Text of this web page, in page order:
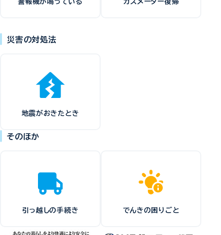
警報機が鳴っている ガスメーター復帰
災害の対処法
地震がおきたとき
そのほか
引っ越しの手続き でんきの困りごと